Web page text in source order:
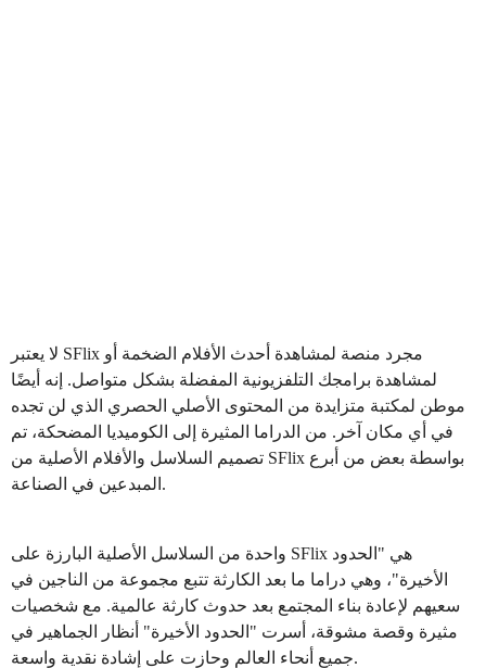
لا يعتبر SFlix مجرد منصة لمشاهدة أحدث الأفلام الضخمة أو
لمشاهدة برامجك التلفزيونية المفضلة بشكل متواصل. إنه أيضًا
موطن لمكتبة متزايدة من المحتوى الأصلي الحصري الذي لن تجده
في أي مكان آخر. من الدراما المثيرة إلى الكوميديا المضحكة، تم
تصميم السلاسل والأفلام الأصلية من SFlix بواسطة بعض من أبرع
المبدعين في الصناعة.
واحدة من السلاسل الأصلية البارزة على SFlix هي "الحدود
الأخيرة"، وهي دراما ما بعد الكارثة تتبع مجموعة من الناجين في
سعيهم لإعادة بناء المجتمع بعد حدوث كارثة عالمية. مع شخصيات
مثيرة وقصة مشوقة، أسرت "الحدود الأخيرة" أنظار الجماهير في
جميع أنحاء العالم وحازت على إشادة نقدية واسعة.